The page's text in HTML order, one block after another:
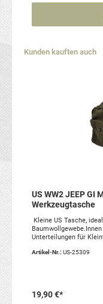
Produktgalerie
Kunden kauften auch
US WW2 JEEP GI
Werkzeugtasche
Kleine US Tasche,
Unterteilungen für
Baumwolle
Artikel-Nr.: US-25309
19,90 €*